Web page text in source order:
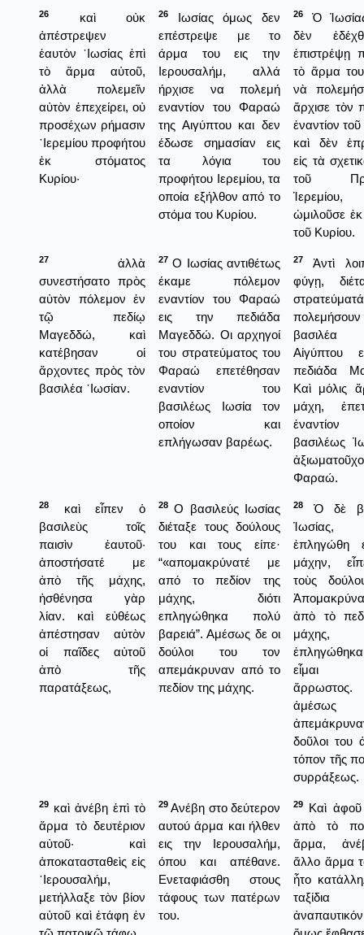
26
καὶ οὐκ
ἀπέστρεψεν
ἑαυτὸν ᾿Ιωσίας ἐπὶ
τὸ ἅρμα αὐτοῦ,
ἀλλὰ πολεμεῖν
αὐτὸν ἐπεχείρει, οὐ
προσέχων ρήμασιν
῾Ιερεμίου προφήτου
ἐκ στόματος
Κυρίου·
26
Ιωσίας όμως δεν
επέστρεψε με το
άρμα του εις την
Ιερουσαλήμ, αλλά
ήρχισε να πολεμή
εναντίον του Φαραώ
της Αιγύπτου και δεν
έδωσε σημασίαν εις
τα λόγια του
προφήτου Ιερεμίου, τα
οποία εξήλθον από το
στόμα του Κυρίου.
26
Ὁ
δὲν
ἐπιστρέψῃ
τὸ ἅρμα
νὰ
ἄρχισε τὸν
ἐναντίον
καὶ δὲν
εἰς τὰ
τοῦ
ὠμιλοῦσε
τοῦ Κυρίου.
27
ἀλλὰ
συνεστήσατο πρὸς
αὐτὸν πόλεμον ἐν
τῷ πεδίῳ
Μαγεδδώ, καὶ
κατέβησαν οἱ
ἄρχοντες πρὸς τὸν
βασιλέα ᾿Ιωσίαν.
27 Ο Ιωσίας αντιθέτως
έκαμε πόλεμον
εναντίον του Φαραώ
εις την πεδιάδα
Μαγεδδώ. Οι αρχηγοί
του στρατεύματος του
Φαραώ επετέθησαν
εναντίον του
βασιλέως Ιωσία τον
οποίον και
επλήγωσαν βαρέως.
27
Ἀντὶ
φύγῃ,
Αἰγύπτου
πεδιάδα
Καὶ μόλις
μάχη,
βασιλέως
Φαραώ.
28
καὶ εἶπεν ὁ
βασιλεὺς τοῖς
παισὶν ἑαυτοῦ·
ἀποστήσατέ με
ἀπὸ τῆς μάχης,
ἠσθένησα γὰρ
λίαν. καὶ εὐθέως
ἀπέστησαν αὐτὸν
οἱ παῖδες αὐτοῦ
ἀπὸ τῆς
παρατάξεως,
28 Ο βασιλεύς Ιωσίας
διέταξε τους δούλους
του και τους είπε·
“«απομακρύνατέ με
από το πεδίον της
μάχης, διότι
επληγώθηκα πολύ
βαρειά”. Αμέσως δε οι
δούλοι του τον
απεμάκρυναν από το
πεδίον της μάχης.
28
Ὁ δὲ
ἐπληγώθη
μάχην,
τοὺς
ἀπὸ τὸ
μάχης,
εἶμαι
δοῦλοι του
τόπον τῆς
συρράξεως.
29 καὶ ἀνέβη ἐπὶ τὸ
ἅρμα τὸ δευτέριον
αὐτοῦ· καὶ
ἀποκατασταθεὶς εἰς
῾Ιερουσαλήμ,
μετήλλαξε τὸν βίον
αὐτοῦ καὶ ἐτάφη ἐν
29 Ανέβη στο δεύτερον
αυτού άρμα και ήλθεν
εις την Ιερουσαλήμ,
όπου και απέθανε.
Ενεταφιάσθη στους
τάφους των πατέρων
του.
29
Καὶ ἀφοῦ
ἀπὸ τὸ
ἅρμα,
ἄλλο ἅρμα
ἦτο